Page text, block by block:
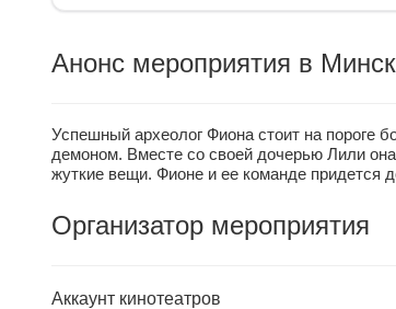
Анонс мероприятия в
Успешный археолог Фиона стоит на пороге
демоном. Вместе со своей дочерью Лили
жуткие вещи. Фионе и ее команде придется
Организатор мероприятия
Аккаунт кинотеатров